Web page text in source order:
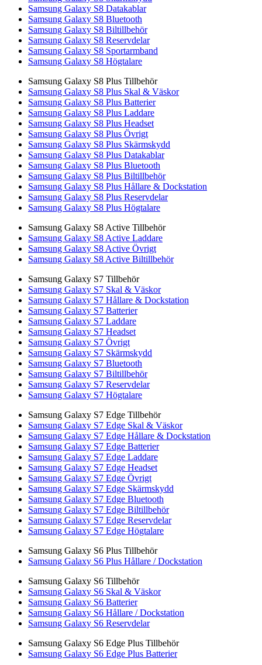
Samsung Galaxy S8 Datakablar
Samsung Galaxy S8 Bluetooth
Samsung Galaxy S8 Biltillbehör
Samsung Galaxy S8 Reservdelar
Samsung Galaxy S8 Sportarmband
Samsung Galaxy S8 Högtalare
Samsung Galaxy S8 Plus Tillbehör
Samsung Galaxy S8 Plus Skal & Väskor
Samsung Galaxy S8 Plus Batterier
Samsung Galaxy S8 Plus Laddare
Samsung Galaxy S8 Plus Headset
Samsung Galaxy S8 Plus Övrigt
Samsung Galaxy S8 Plus Skärmskydd
Samsung Galaxy S8 Plus Datakablar
Samsung Galaxy S8 Plus Bluetooth
Samsung Galaxy S8 Plus Biltillbehör
Samsung Galaxy S8 Plus Hållare & Dockstation
Samsung Galaxy S8 Plus Reservdelar
Samsung Galaxy S8 Plus Högtalare
Samsung Galaxy S8 Active Tillbehör
Samsung Galaxy S8 Active Laddare
Samsung Galaxy S8 Active Övrigt
Samsung Galaxy S8 Active Biltillbehör
Samsung Galaxy S7 Tillbehör
Samsung Galaxy S7 Skal & Väskor
Samsung Galaxy S7 Hållare & Dockstation
Samsung Galaxy S7 Batterier
Samsung Galaxy S7 Laddare
Samsung Galaxy S7 Headset
Samsung Galaxy S7 Övrigt
Samsung Galaxy S7 Skärmskydd
Samsung Galaxy S7 Bluetooth
Samsung Galaxy S7 Biltillbehör
Samsung Galaxy S7 Reservdelar
Samsung Galaxy S7 Högtalare
Samsung Galaxy S7 Edge Tillbehör
Samsung Galaxy S7 Edge Skal & Väskor
Samsung Galaxy S7 Edge Hållare & Dockstation
Samsung Galaxy S7 Edge Batterier
Samsung Galaxy S7 Edge Laddare
Samsung Galaxy S7 Edge Headset
Samsung Galaxy S7 Edge Övrigt
Samsung Galaxy S7 Edge Skärmskydd
Samsung Galaxy S7 Edge Bluetooth
Samsung Galaxy S7 Edge Biltillbehör
Samsung Galaxy S7 Edge Reservdelar
Samsung Galaxy S7 Edge Högtalare
Samsung Galaxy S6 Plus Tillbehör
Samsung Galaxy S6 Plus Hållare / Dockstation
Samsung Galaxy S6 Tillbehör
Samsung Galaxy S6 Skal & Väskor
Samsung Galaxy S6 Batterier
Samsung Galaxy S6 Hållare / Dockstation
Samsung Galaxy S6 Reservdelar
Samsung Galaxy S6 Edge Plus Tillbehör
Samsung Galaxy S6 Edge Plus Batterier